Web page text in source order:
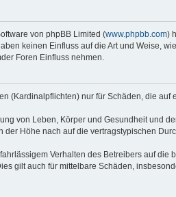
von phpBB Limited (www.phpbb.com)
keinen Einfluss auf die Art und Weise,
Foren Einfluss nehmen.
(Kardinalpflichten) nur für Schäden, die auf
von Leben, Körper und Gesundheit und
Höhe nach auf die vertragstypischen
Verhalten des Betreibers auf die
gilt auch für mittelbare Schäden,